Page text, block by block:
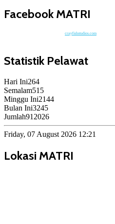
Facebook MATRI
crayfishstudios.com
Statistik Pelawat
Hari Ini264
Semalam515
Minggu Ini2144
Bulan Ini3245
Jumlah912026
Friday, 07 August 2026 12:21
Lokasi MATRI